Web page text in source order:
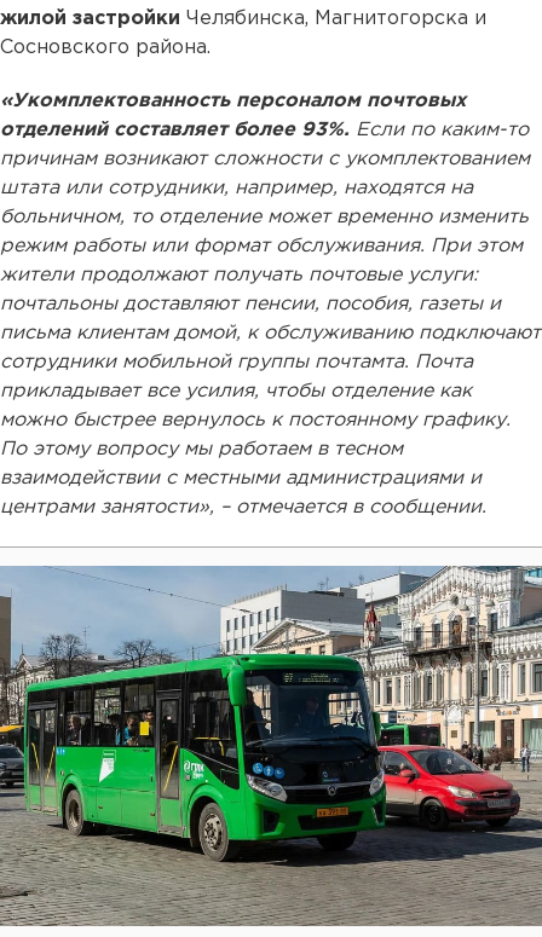
жилой застройки Челябинска, Магнитогорска и
Сосновского района.
«Укомплектованность персоналом почтовых
отделений составляет более 93%. Если по каким-то
причинам возникают сложности с укомплектованием
штата или сотрудники, например, находятся на
больничном, то отделение может временно изменить
режим работы или формат обслуживания. При этом
жители продолжают получать почтовые услуги:
почтальоны доставляют пенсии, пособия, газеты и
письма клиентам домой, к обслуживанию подключают
сотрудники мобильной группы почтамта. Почта
прикладывает все усилия, чтобы отделение как
можно быстрее вернулось к постоянному графику.
По этому вопросу мы работаем в тесном
взаимодействии с местными администрациями и
центрами занятости», – отмечается в сообщении.